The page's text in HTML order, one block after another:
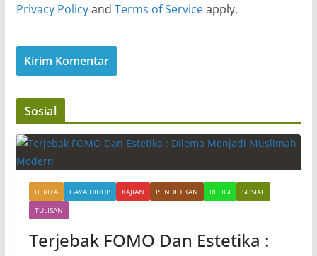
Privacy Policyand Terms of Serviceapply.
Sosial
BERITA GAYA HIDUP KAJIAN PENDIDIKAN RELIGI
SOSIAL
TULISAN
Terjebak FOMO Dan Estetika :